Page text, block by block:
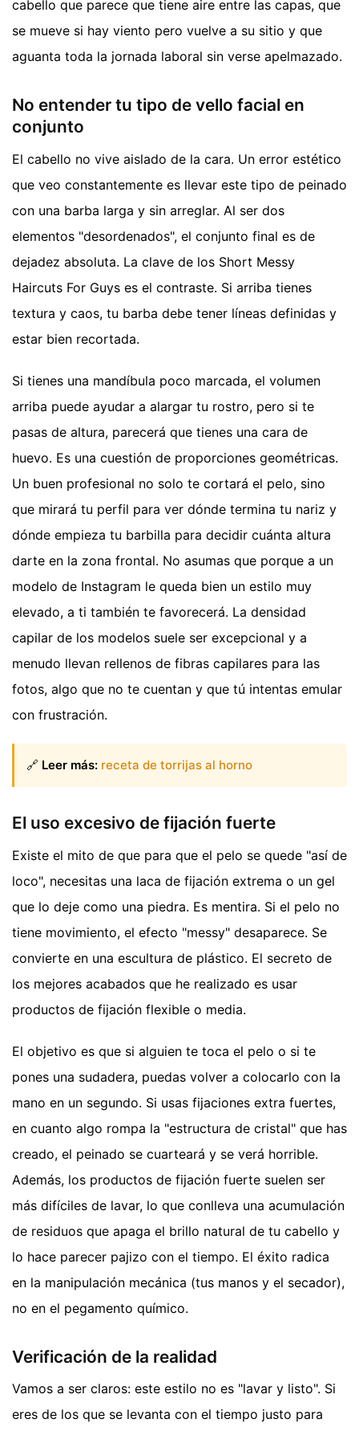
cabello que parece que tiene aire entre las capas, que
se mueve si hay viento pero vuelve a su sitio y que
aguanta toda la jornada laboral sin verse apelmazado.
No entender tu tipo de vello facial en
conjunto
El cabello no vive aislado de la cara. Un error estético
que veo constantemente es llevar este tipo de peinado
con una barba larga y sin arreglar. Al ser dos
elementos "desordenados", el conjunto final es de
dejadez absoluta. La clave de los Short Messy
Haircuts For Guys es el contraste. Si arriba tienes
textura y caos, tu barba debe tener líneas definidas y
estar bien recortada.
Si tienes una mandíbula poco marcada, el volumen
arriba puede ayudar a alargar tu rostro, pero si te
pasas de altura, parecerá que tienes una cara de
huevo. Es una cuestión de proporciones geométricas.
Un buen profesional no solo te cortará el pelo, sino
que mirará tu perfil para ver dónde termina tu nariz y
dónde empieza tu barbilla para decidir cuánta altura
darte en la zona frontal. No asumas que porque a un
modelo de Instagram le queda bien un estilo muy
elevado, a ti también te favorecerá. La densidad
capilar de los modelos suele ser excepcional y a
menudo llevan rellenos de fibras capilares para las
fotos, algo que no te cuentan y que tú intentas emular
con frustración.
🔗 Leer más: receta de torrijas al horno
El uso excesivo de fijación fuerte
Existe el mito de que para que el pelo se quede "así de
loco", necesitas una laca de fijación extrema o un gel
que lo deje como una piedra. Es mentira. Si el pelo no
tiene movimiento, el efecto "messy" desaparece. Se
convierte en una escultura de plástico. El secreto de
los mejores acabados que he realizado es usar
productos de fijación flexible o media.
El objetivo es que si alguien te toca el pelo o si te
pones una sudadera, puedas volver a colocarlo con la
mano en un segundo. Si usas fijaciones extra fuertes,
en cuanto algo rompa la "estructura de cristal" que has
creado, el peinado se cuarteará y se verá horrible.
Además, los productos de fijación fuerte suelen ser
más difíciles de lavar, lo que conlleva una acumulación
de residuos que apaga el brillo natural de tu cabello y
lo hace parecer pajizo con el tiempo. El éxito radica
en la manipulación mecánica (tus manos y el secador),
no en el pegamento químico.
Verificación de la realidad
Vamos a ser claros: este estilo no es "lavar y listo". Si
eres de los que se levanta con el tiempo justo para